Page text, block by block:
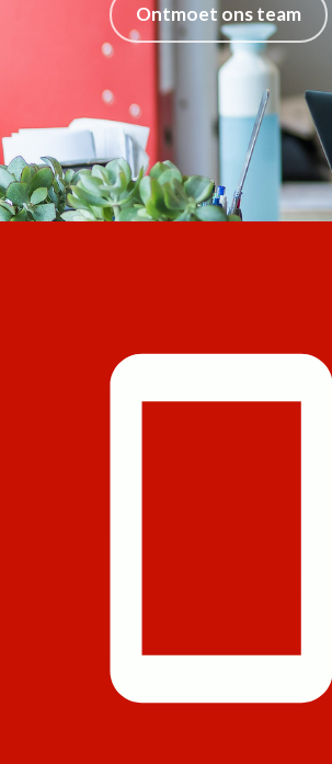
Ontmoet ons team